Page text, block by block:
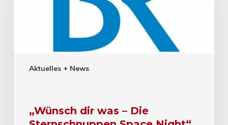
Aktuelles + News
„Wünsch dir was – Die